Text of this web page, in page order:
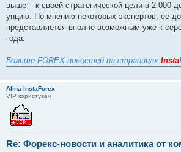
выше – к своей стратегической цели в 2 000
унцию. По мнению некоторых экспертов, ее
представляется вполне возможным уже к
года.
Больше FOREX-новостей на страницах Insta
Alina InstaForex
VIP користувач
Re: Форекс-новости и аналитика от